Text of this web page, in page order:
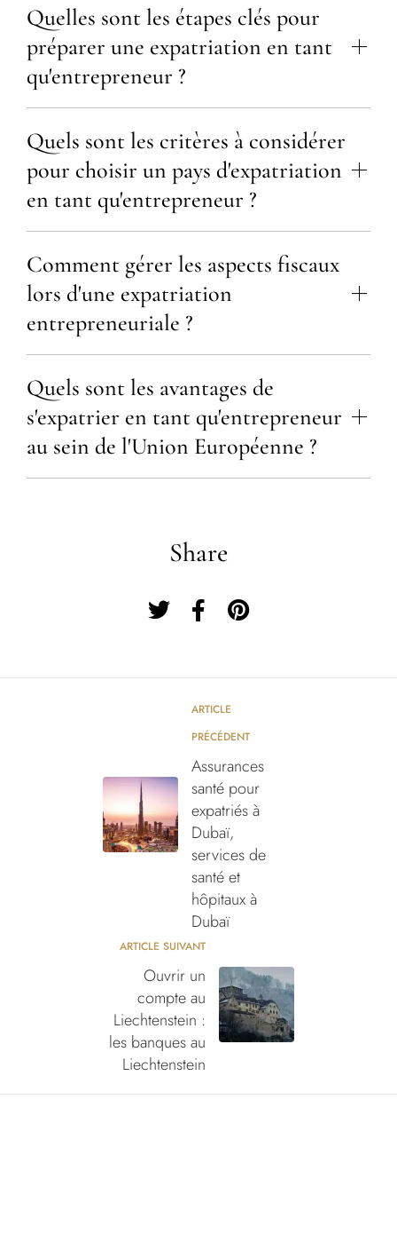
Quelles sont les étapes clés pour
préparer une expatriation en tant
qu'entrepreneur ?
Quels sont les critères à considérer
pour choisir un pays d'expatriation
en tant qu'entrepreneur ?
Comment gérer les aspects fiscaux
lors d'une expatriation
entrepreneuriale ?
Quels sont les avantages de
s'expatrier en tant qu'entrepreneur
au sein de l'Union Européenne ?
Share
ARTICLE
PRÉCÉDENT
Assurances
santé pour
expatriés à
Dubaï,
services de
santé et
hôpitaux à
Dubaï
ARTICLE SUIVANT
Ouvrir un
compte au
Liechtenstein :
les banques au
Liechtenstein